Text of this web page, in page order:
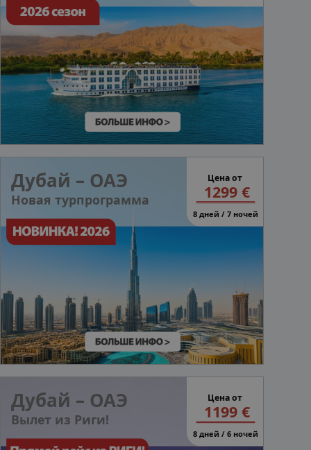
Дубай – ОАЭ
Новая турпрограмма
Цена от
1299 €
8 дней / 7 ночей
Дубай – ОАЭ
Вылет из Риги!
Цена от
1199 €
8 дней / 6 ночей